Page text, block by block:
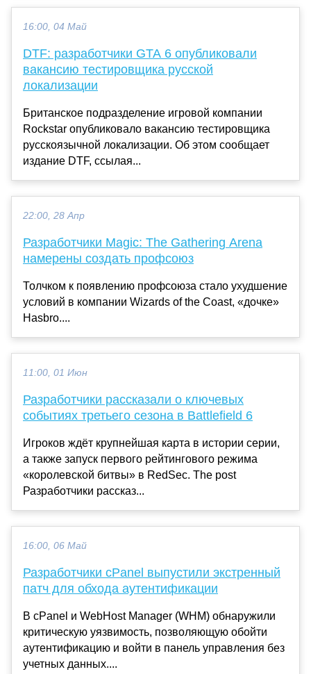
16:00, 04 Май
DTF: разработчики GTA 6 опубликовали
вакансию тестировщика русской
локализации
Британское подразделение игровой компании
Rockstar опубликовало вакансию тестировщика
русскоязычной локализации. Об этом сообщает
издание DTF, ссылая...
22:00, 28 Апр
Разработчики Magic: The Gathering Arena
намерены создать профсоюз
Толчком к появлению профсоюза стало ухудшение
условий в компании Wizards of the Coast, «дочке»
Hasbro....
11:00, 01 Июн
Разработчики рассказали о ключевых
событиях третьего сезона в Battlefield 6
Игроков ждёт крупнейшая карта в истории серии,
а также запуск первого рейтингового режима
«королевской битвы» в RedSec. The post
Разработчики рассказ...
16:00, 06 Май
Разработчики cPanel выпустили экстренный
патч для обхода аутентификации
В cPanel и WebHost Manager (WHM) обнаружили
критическую уязвимость, позволяющую обойти
аутентификацию и войти в панель управления без
учетных данных....